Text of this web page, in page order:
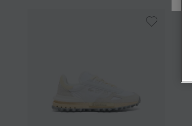
Nohavice
Športové oblečenie